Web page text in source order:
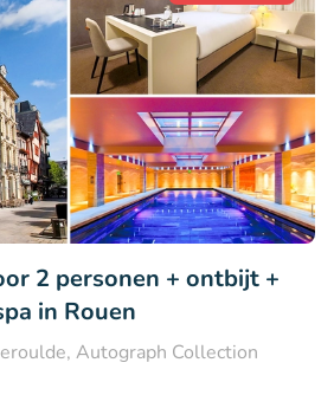
2 personen + ontbijt +
in Rouen
Autograph Collection